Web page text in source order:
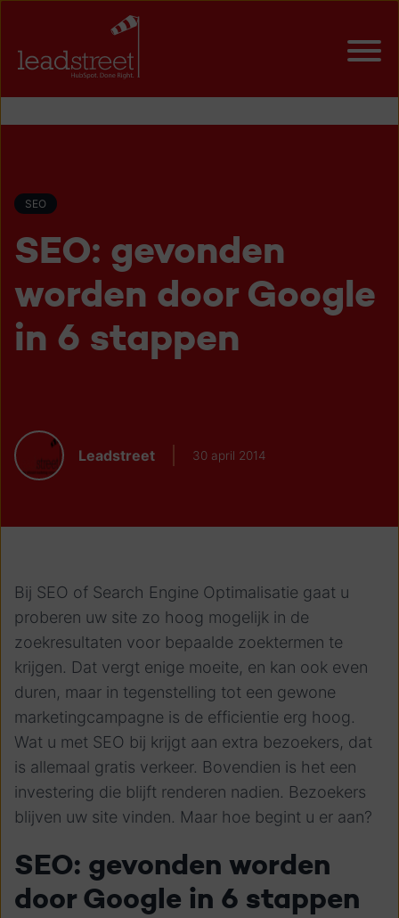
SEO
SEO: gevonden
worden door Google
in 6 stappen
Leadstreet 30 april 2014
Bij SEO of Search Engine Optimalisatie gaat u
proberen uw site zo hoog mogelijk in de
zoekresultaten voor bepaalde zoektermen te
krijgen. Dat vergt enige moeite, en kan ook even
duren, maar in tegenstelling tot een gewone
marketingcampagne is de efficientie erg hoog.
Wat u met SEO bij krijgt aan extra bezoekers, dat
is allemaal gratis verkeer. Bovendien is het een
investering die blijft renderen nadien. Bezoekers
blijven uw site vinden. Maar hoe begint u er aan?
SEO: gevonden worden
door Google in 6 stappen